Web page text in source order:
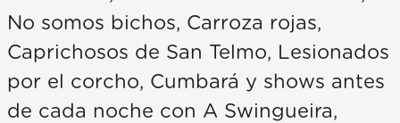
No somos bichos, Carroza rojas,
Caprichosos de San Telmo, Lesionados
por el corcho, Cumbará y shows antes
de cada noche con A Swingueira,